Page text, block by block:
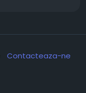
Contacteaza-ne